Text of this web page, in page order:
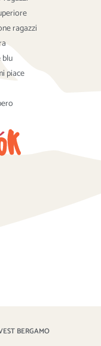
b
e ragazzi
blu
piace
BERGAMO